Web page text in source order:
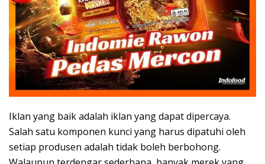
Iklan yang baik adalah iklan yang dapat dipercaya.
Salah satu komponen kunci yang harus dipatuhi oleh
setiap produsen adalah tidak boleh berbohong.